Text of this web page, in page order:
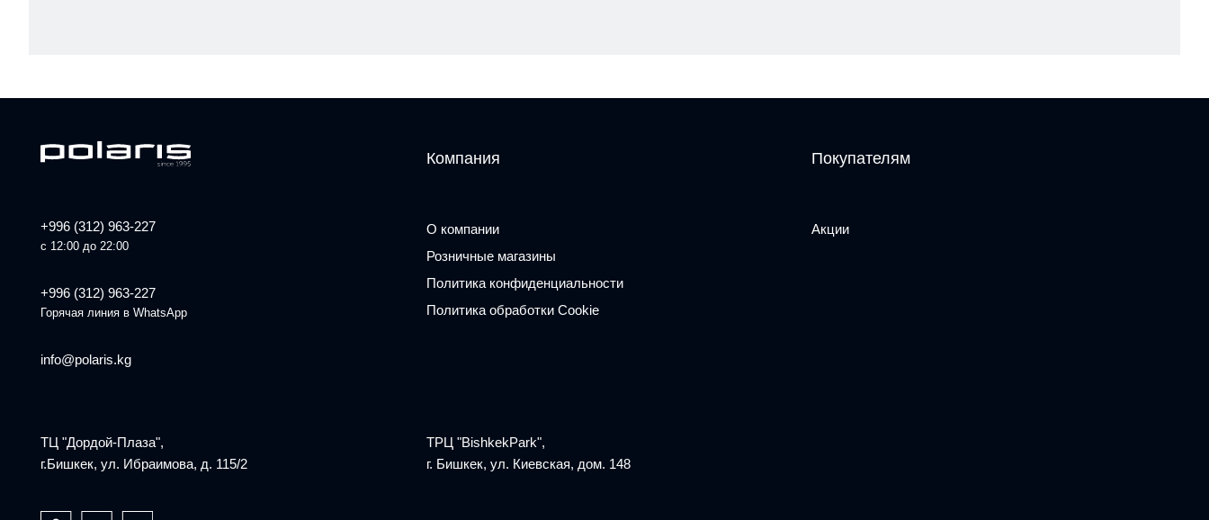
+996 (312) 963-227
с 12:00 до 22:00
+996 (312) 963-227
Горячая линия в WhatsApp
info@polaris.kg
Компания
О компании
Розничные магазины
Политика конфиденциальности
Политика обработки Cookie
Покупателям
Акции
ТЦ "Дордой-Плаза",
г.Бишкек, ул. Ибраимова, д. 115/2
ТРЦ "BishkekPark",
г. Бишкек, ул. Киевская, дом. 148